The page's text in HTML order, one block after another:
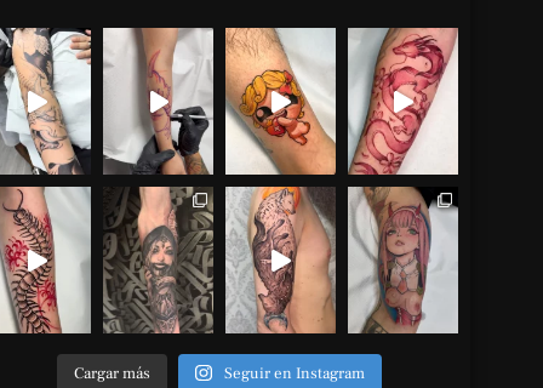
Cargar más Seguir en Instagram